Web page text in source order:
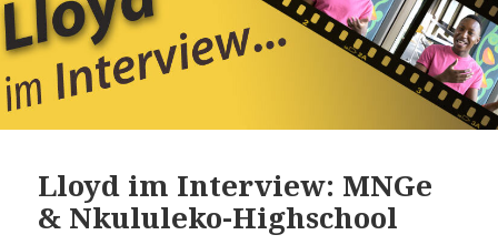
Lloyd im Interview: MNGe
& Nkululeko-Highschool